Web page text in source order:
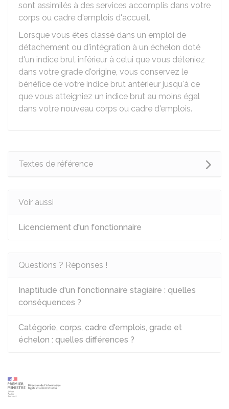
sont assimilés à des services accomplis dans votre
corps ou cadre d'emplois d'accueil.
Lorsque vous êtes classé dans un emploi de
détachement ou d'intégration à un échelon doté
d'un indice brut inférieur à celui que vous déteniez
dans votre grade d'origine, vous conservez le
bénéfice de votre indice brut antérieur jusqu'à ce
que vous atteigniez un indice brut au moins égal
dans votre nouveau corps ou cadre d'emplois.
Textes de référence
Voir aussi
Licenciement d'un fonctionnaire
Questions ? Réponses !
Inaptitude d'un fonctionnaire stagiaire : quelles
conséquences ?
Catégorie, corps, cadre d'emplois, grade et
échelon : quelles différences ?